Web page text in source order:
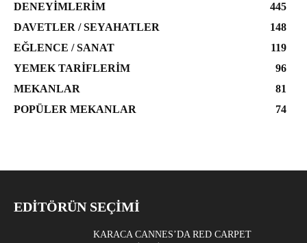
DENEYIMLERIM
445
DAVETLER / SEYAHATLER
148
EĞLENCE / SANAT
119
YEMEK TARIFLERIM
96
MEKANLAR
81
POPÜLER MEKANLAR
74
EDITÖRÜN SEÇIMI
KARACA CANNES’DA RED CARPET